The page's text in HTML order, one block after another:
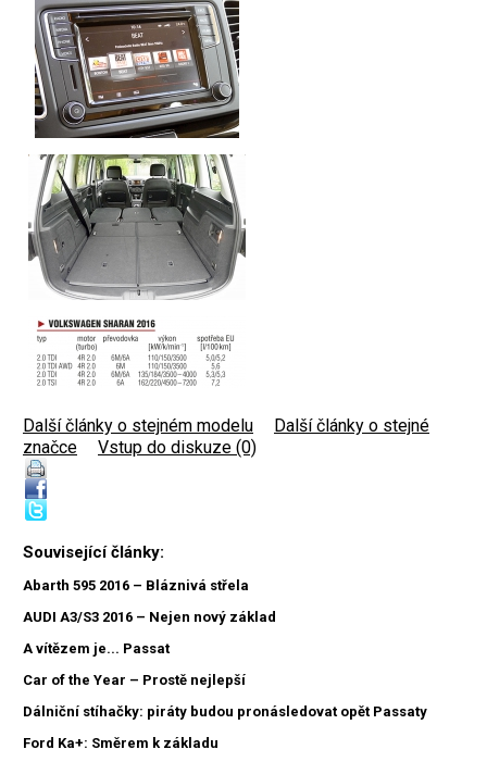
Další články o stejném modelu
Další články o stejné
značce
Vstup do diskuze (0)
Související články:
Abarth 595 2016 – Bláznivá střela
AUDI A3/S3 2016 – Nejen nový základ
A vítězem je... Passat
Car of the Year – Prostě nejlepší
Dálniční stíhačky: piráty budou pronásledovat opět Passaty
Ford Ka+: Směrem k základu